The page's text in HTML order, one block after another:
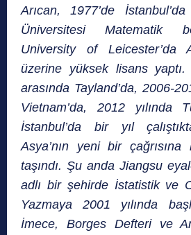
Arıcan, 1977’de
Üniversitesi Matematik
University of Leicester’da
üzerine yüksek lisans yaptı.
arasında Tayland’da, 2006-
Vietnam’da, 2012 yılında
İstanbul’da bir yıl
Asya’nın yeni bir
taşındı. Şu anda Jiangsu
adlı bir şehirde İstatistik ve
Yazmaya 2001 yılında
İmece, Borges Defteri ve